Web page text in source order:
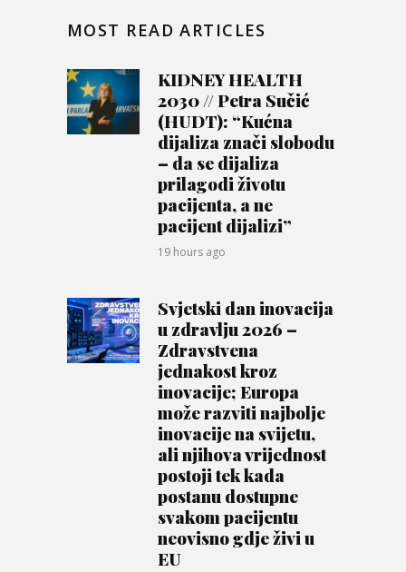
MOST READ ARTICLES
KIDNEY HEALTH
2030 // Petra Sučić
(HUDT): “Kućna
dijaliza znači slobodu
– da se dijaliza
prilagodi životu
pacijenta, a ne
pacijent dijalizi”
19 hours ago
Svjetski dan inovacija
u zdravlju 2026 –
Zdravstvena
jednakost kroz
inovacije; Europa
može razviti najbolje
inovacije na svijetu,
ali njihova vrijednost
postoji tek kada
postanu dostupne
svakom pacijentu
neovisno gdje živi u
EU